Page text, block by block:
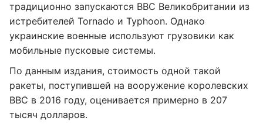
традиционно запускаются ВВС Великобритании из
истребителей Tornado и Typhoon. Однако
украинские военные используют грузовики как
мобильные пусковые системы.
По данным издания, стоимость одной такой
ракеты, поступившей на вооружение королевских
ВВС в 2016 году, оценивается примерно в 207
тысяч долларов.